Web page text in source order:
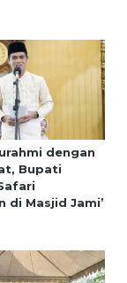
dengan
Bupati
di Masjid Jami’